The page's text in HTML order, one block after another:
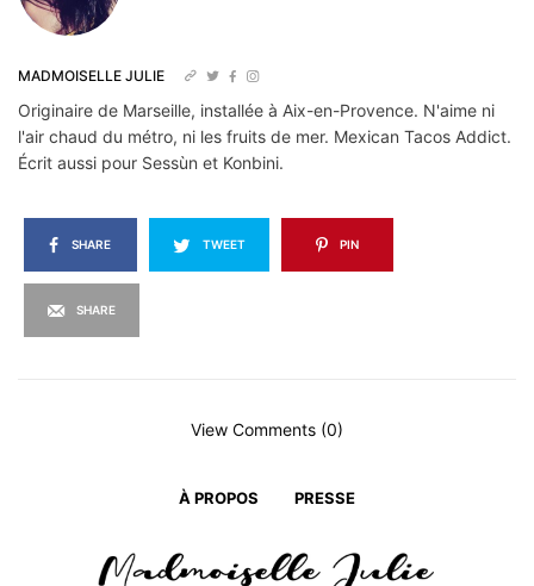
MADMOISELLE JULIE
Originaire de Marseille, installée à Aix-en-Provence. N'aime ni
l'air chaud du métro, ni les fruits de mer. Mexican Tacos Addict.
Écrit aussi pour Sessùn et Konbini.
SHARE TWEET PIN
SHARE
View Comments (0)
À PROPOS PRESSE